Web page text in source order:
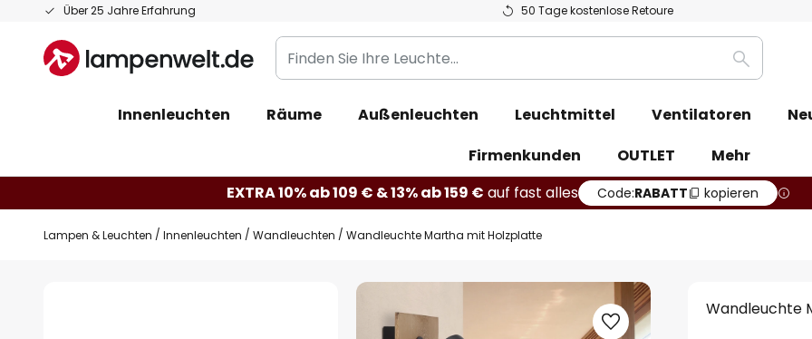
Über 25 Jahre Erfahrung 50 Tage kostenlose Retoure
Zum
springen
Finden
Sie
Leuchte...
Suche
Innenleuchten Räume Außenleuchten Leuchtmittel Ventilatoren
Firmenkunden
OUTLET
Mehr
EXTRA 10% ab 109 € & 13% ab 159 € auf fast alles Code:RABATT kopieren
Lampen & Leuchten Innenleuchten Wandleuchten Wandleuchte Martha mit Holzplatte
Wandleuchte